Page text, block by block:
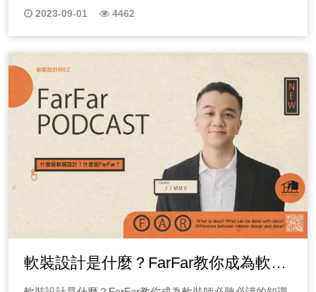
守關，讓關節順順，身體不卡關，馬上收聽節目！ 二十
痛、該怎麼辦？ 今天的節目我們來聊搬重物肩膀不適、
高低肩的問題？聽完擺脫肩膀僵硬、腰痠背痛，本集就讓
物理治療師「阿澤和老鄭」來替各位聽眾們守關，教大家
如何擺脫高低肩的問題，讓我們的身體不卡關，來替各位
聽眾們解析問題！快點選收聽節目！ 二十八、EP28重
訓練腹肌會變矮嗎？聽聽物理治療師怎麼說？ 今天的節
目我們來聊想要重訓練腹肌、卻又擔心會變矮嗎？！本集
就讓物理治療師「阿澤和老鄭」來替各位聽眾們守關，教
大家如何擺脫練腹肌會變矮的迷思還有可能性，讓我們的
身體不卡關，快點選收聽節目！ 二十九、EP29挑選鞋
墊免煩惱，聽聽物理治療師和客製化鞋墊品牌Overnice怎
軟鞋墊可以改善問題，但是足底筋膜、扁平足、高弓足或
是兩腳的足弓不同，到底要怎麼解決這個問題？！本集邀
治療師「阿澤和老鄭」教大家如何挑鞋墊，讓身體不卡
關，來替各位聽眾們解析問題！快點選收聽節目！ 三
十、EP30卡關告解室、睡醒手拉傷、久坐肩項頸腰痛、
織結構是否有明確的壓痛點。若是曾經受傷的組織，儘管
平常不會感覺到不舒服，但若按壓仍然會有疼痛感，這代
態，更完整資訊，請點選收聽節目唷！ 之前聽節目談論
關於銀髮族的問題，我們家中阿嬤因為車禍斷腿後，造成
右邊髖骨骨折，傷口癒合就再也不太願意走路了？家人都
很心疼阿嬤，但她這樣不認真復健的狀況，真的很擔心阿
嬤的情況就從此每況愈下，也擔心退化問題，我想詢問復
健科醫師什麼方式可以協助她快速修復嗎？另外，有需要
做什麼保健食品或營養品的補充嗎？如果有需要補充品又
該怎麼選呢？ →點此收聽節目EP05← 若懷疑骨質密度
代謝科或家醫科等，都可接受骨質密度檢測而當骨質密度
T值小於-1時，表示已經處於骨質流失、甚至有骨質疏鬆
的狀態。 建議老人家要開始額外補充鈣質及維生素D，
較嚴重的還需要搭配藥物協助，另外提醒運動可增加骨密
度，增強肌力，改善平衡功能，減少跌倒和骨折，因此，
若有骨質流失或骨質疏鬆的患者，建議您可以來適康復健
圖片收聽！ 更多健康知識，請上普羅拜爾官網查詢，或點
沒有發現某些失敗原因總是不斷的在人生中出現，似乎讓
你搞定這件事！ EP07運動會死？希塔療癒的翻轉案例
這一集的希塔療癒創造導師要為你帶來的是很特別的案
例，運動會死？我們都知道過度激烈的運動真的有可能導
致心臟衰竭，但對於一個年輕人來說通常不會有這樣子的
擔憂，那是什麼原因造成我的個案有這樣的想法呢？這樣
想法是否跟她的童年經歷有關呢？讓我們一起來探討！
EP08情人眼裡出西施，用電影聊聊希塔療癒 這一集
Cherrie將舉一部電影的故事來帶大家更認識希塔唷！情人
眼裡出西施，相信不少人都聽過這部愛情喜劇片吧！這一
部電影中，男女主的角色飾演，就完整了詮釋希塔療癒中
最常講的信念累積與改變，那想知道這部片在聊什麼嗎？
又能帶給我們什麼啟發呢？歡迎收聽本集節目！
EP09Cherrie希塔療癒案例與人生經驗談，能怎麼幫上個
案忙？ 本集Cherrie邀請到了我的第一個個案來聊一聊當
情，那想知道更多Podcast業配接案知識嗎？請一定要點
麼呢？ 在第四集節目我們來分析Podcast媒體優勢到底是
什麼？Podcast到底有沒有變現力呢？跟著我們思考以下
幾件事情，讓你的Podcast開始有足夠的影響力！
(一)Podcast理念與價值是什麼？ 你在節目中要傳遞什麼
樣的理念、價值？像是太初有茶節目中就會傳遞台灣茶葉
短中長期目標？ Podcast頻道不適且戰且走，想到什麼錄
什麼會讓節目雜亂無章，因此設定目標很重要！短期目標
是什麼？如何執行？另外中長期目標是什麼？在節目開始
動？ 每集節目有沒有一個行動，希望聽眾去執行呢？這可
以是歡迎他們繼續追蹤你，也可以讓他們嘗試實踐你分享
的內容，並且邀請他們回應，想知道更多Podcast錄製秘
訣嗎？請一定要點選旁邊收聽唷！ (點此前往收聽節目)
症，例如淚液分佈不均勻、不穩定，無法完整滋潤眼睛，
人士！ 二、眼睛的預防與保健，我們可以怎麼做？ 關
於這點可分為三個部份來說明：生活作息、飲食控制、營
養品補充，從改變正常的生活習慣開始，充足的休息與睡
眠是必要的，減少每天戴隱形眼鏡的時間，以及縮短使用
3C產品的時間！ 就是不少人都知道讀書與使用3C產品一
段時間後，應讓眼睛暫時休息而透過看較遠的綠色植物或
閉目養神休息來放鬆眼壓，不過，比起閉眼休息，就是記
得每用眼30分鐘，就將目光由近處看向遠處2、3公尺，再
將目光移回，來回20-30次，就能有效放鬆眼睛睫狀肌，
舒緩眼睛疲勞，這個簡單有效的眼睛放鬆操！ 1.眼睛保
健｜葉黃素 建議每日蔬果攝取3份蔬菜、2份水果以上，對
眼睛好的營養素大概有這幾種，類胡蘿蔔素(葉黃素、玉米
於人體無法自行製造葉黃素，必須經由飲食中攝取，菠
現在收聽的是FM.94「就是要上車」讓我帶你買的安心，
竟是進口車的二手市場水很深，還是本來就不好養呢？馬
上跟著我上車吧！ 大家好，我是明龍汽車的David，明龍
汽車在士林區承德路已經超過四十年，四十年的時間可以
說幫祖孫三代都換過車，那我個人也有十多年的進口中古
車服務經驗，今天我們就來聊聊是真的進口車不好養，還
是水太深？先從價格問題來解析，首先中古車不管怎麼樣
妥善率與保固就是沒有新車來的漂亮，但價格落差的確就
是有很大差距，我自己認為敢買雙B的朋友基本上有一定
的經濟能力與價格認知，那我們節目就不講貸款壓力太大
過不去的車主類型，而是產生合約糾紛，或是買到問題車
只是老闆們，不少年輕人們都有台雙B夢，但網路上的雙B
購車慘痛案例時在太多了，像是買到事故車、買到調表
車時，消費者很常容易被對雙B夢的憧憬而忽視！ 那在
2023-09-01 4462
軟裝設計是什麼？FarFar教你成為軟裝
師必聽必讀的知識有哪些！